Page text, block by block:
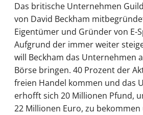
Das britische Unternehmen
von David Beckham
Eigentümer und Gründer von E-
Aufgrund der immer weiter
will Beckham das Unternehmen
Börse bringen. 40 Prozent der
freien Handel kommen und das
erhofft sich 20 Millionen Pfund,
22 Millionen Euro, zu